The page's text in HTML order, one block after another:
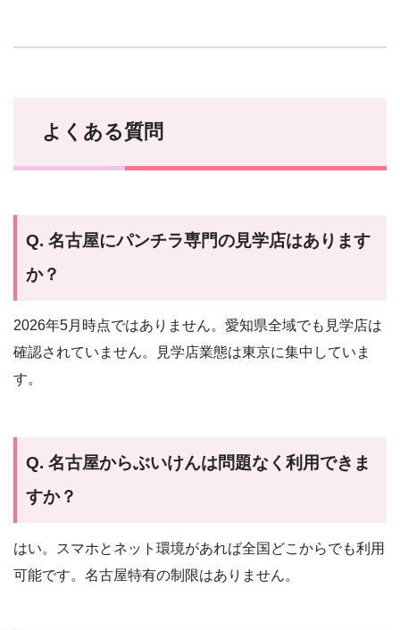
よくある質問
Q. 名古屋にパンチラ専門の見学店はあります
か？
2026年5月時点ではありません。愛知県全域でも見学店は
確認されていません。見学店業態は東京に集中していま
す。
Q. 名古屋からぶいけんは問題なく利用できま
すか？
はい。スマホとネット環境があれば全国どこからでも利用
可能です。名古屋特有の制限はありません。